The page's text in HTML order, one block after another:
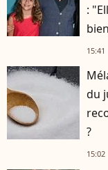
:
15:41
du
?
15:02